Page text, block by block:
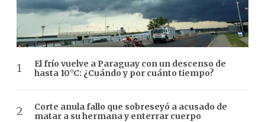
El frío vuelve a Paraguay con un descenso de
hasta 10°C: ¿Cuándo y por cuánto tiempo?
Corte anula fallo que sobreseyó a acusado de
matar a su hermana y enterrar cuerpo